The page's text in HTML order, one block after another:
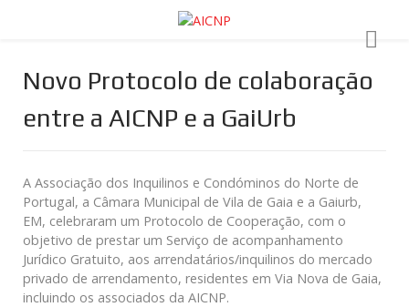
Novo Protocolo de colaboração
entre a AICNP e a GaiUrb
A Associação dos Inquilinos e Condóminos do Norte de
Portugal, a Câmara Municipal de Vila de Gaia e a Gaiurb,
EM, celebraram um Protocolo de Cooperação, com o
objetivo de prestar um Serviço de acompanhamento
Jurídico Gratuito, aos arrendatários/inquilinos do mercado
privado de arrendamento, residentes em Via Nova de Gaia,
incluindo os associados da AICNP.